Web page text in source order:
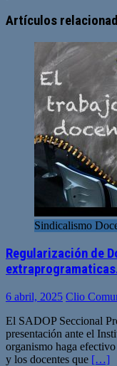
web
Artículos
Sindicalismo
Regularización de
extraprogramaticas.
6 abril, 2025 Clio
El SADOP Seccional
presentación ante el
organismo haga
y los docentes que […]